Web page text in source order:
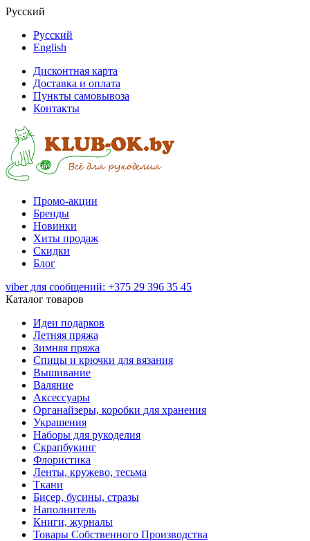
Русский
Русский
English
Дисконтная карта
Доставка и оплата
Пункты самовывоза
Контакты
Промо-акции
Бренды
Новинки
Хиты продаж
Скидки
Блог
viber для сообщений: +375 29 396 35 45
Каталог товаров
Идеи подарков
Летняя пряжа
Зимняя пряжа
Спицы и крючки для вязания
Вышивание
Валяние
Аксессуары
Органайзеры, коробки для хранения
Украшения
Наборы для рукоделия
Скрапбукинг
Флористика
Ленты, кружево, тесьма
Ткани
Бисер, бусины, стразы
Наполнитель
Книги, журналы
Товары Собственного Производства